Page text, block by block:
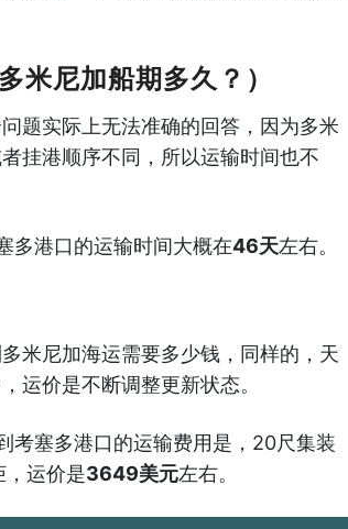
米尼加船期多久？）
题实际上无法准确的回答，因为多米
挂港顺序不同，所以运输时间也不
多港口的运输时间大概在46天左右。
米尼加海运需要多少钱，同样的，天
运价是不断调整更新状态。
考塞多港口的运输费用是，20尺集装
运价是3649美元左右。